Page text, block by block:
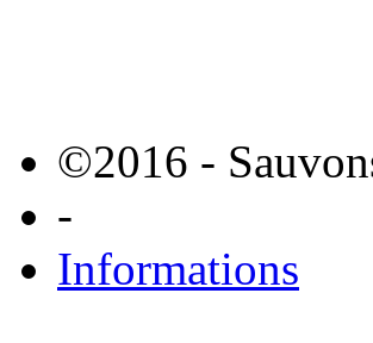
©2016 -
-
Informations